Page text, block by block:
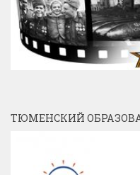
ТЮМЕНСКИЙ